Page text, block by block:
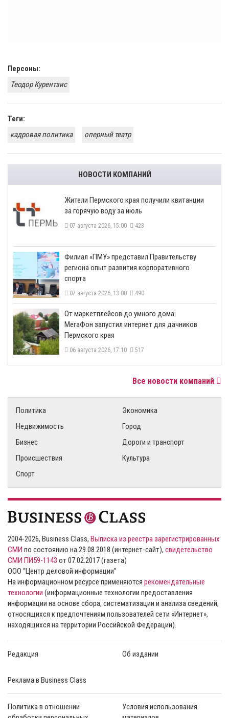
Персоны:
Теодор Курентзис
Теги:
кадровая политика
оперный театр
НОВОСТИ КОМПАНИЙ
​Жители Пермского края получили квитанции
за горячую воду за июль
07 августа 2026, 15:00 423
​Филиал «ПМУ» представил Правительству
региона опыт развития корпоративного
спорта
07 августа 2026, 13:00 490
От маркетплейсов до умного дома:
МегаФон запустил интернет для дачников
Пермского края
06 августа 2026, 17:10 517
Все новости компаний
Политика
Экономика
Недвижимость
Город
Бизнес
Дороги и транспорт
Происшествия
Культура
Спорт
2004-2026, Business Class, Выписка из реестра зарегистрированных
СМИ по состоянию на 29.08.2018 (интернет-сайт), свидетельство
СМИ ПИ59-1143 от 07.02.2017 (газета)
ООО “Центр деловой информации”
На информационном ресурсе применяются рекомендательные
технологии (информационные технологии предоставления
информации на основе сбора, систематизации и анализа сведений,
относящихся к предпочтениям пользователей сети «Интернет»,
находящихся на территории Российской Федерации).
Редакция Об издании
Реклама в Business Class
Политика в отношении
Условия использования